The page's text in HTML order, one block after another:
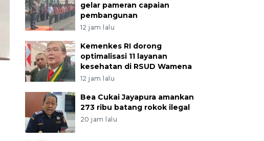
gelar pameran capaian
pembangunan
12 jam lalu
Kemenkes RI dorong
optimalisasi 11 layanan
kesehatan di RSUD Wamena
12 jam lalu
Bea Cukai Jayapura amankan
273 ribu batang rokok ilegal
20 jam lalu